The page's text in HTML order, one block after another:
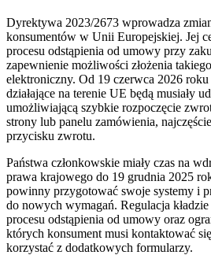
Dyrektywa 2023/2673 wprowadza
konsumentów w Unii Europejskiej. Jej
procesu odstąpienia od umowy przy
zapewnienie możliwości złożenia
elektroniczny. Od 19 czerwca 2026
działające na terenie UE będą musiały
umożliwiającą szybkie rozpoczęcie
strony lub panelu zamówienia,
przycisku zwrotu.
Państwa członkowskie miały czas na
prawa krajowego do 19 grudnia 2025
powinny przygotować swoje systemy i
do nowych wymagań. Regulacja
procesu odstąpienia od umowy oraz
których konsument musi kontaktować
korzystać z dodatkowych formularzy.